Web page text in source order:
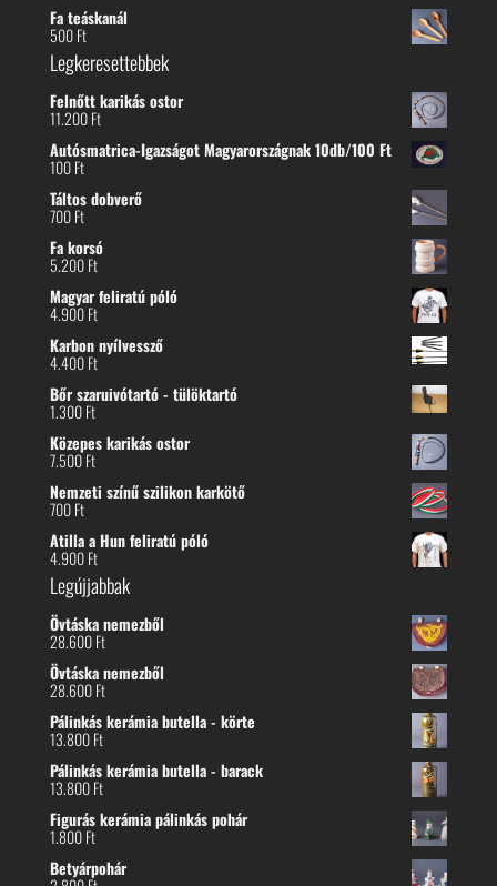
Fa teáskanál
500Ft
Legkeresettebbek
Felnőtt karikás ostor
11.200Ft
Autósmatrica-Igazságot Magyarországnak 10db/100 Ft
100Ft
Táltos dobverő
700Ft
Fa korsó
5.200Ft
Magyar feliratú póló
4.900Ft
Karbon nyílvessző
4.400Ft
Bőr szaruivótartó - tülöktartó
1.300Ft
Közepes karikás ostor
7.500Ft
Nemzeti színű szilikon karkötő
700Ft
Atilla a Hun feliratú póló
4.900Ft
Legújjabbak
Övtáska nemezből
28.600Ft
Övtáska nemezből
28.600Ft
Pálinkás kerámia butella - körte
13.800Ft
Pálinkás kerámia butella - barack
13.800Ft
Figurás kerámia pálinkás pohár
1.800Ft
Betyárpohár